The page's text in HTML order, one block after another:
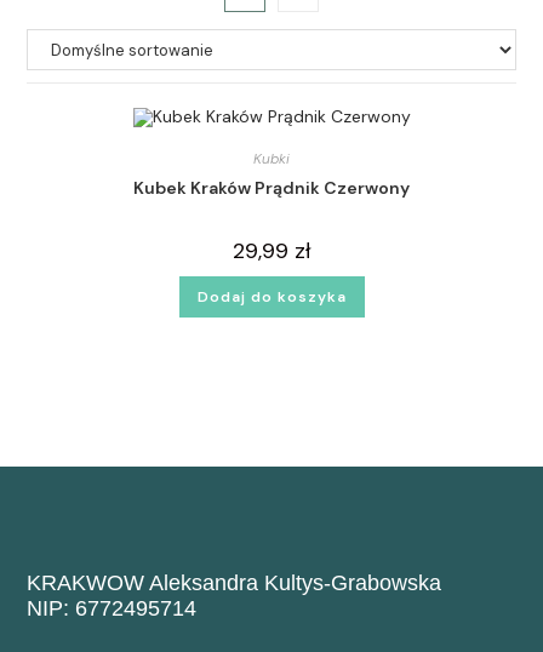
Kubki
Kubek Kraków Prądnik Czerwony
29,99 zł
Dodaj do koszyka
KRAKWOW Aleksandra Kultys-Grabowska
NIP: 6772495714